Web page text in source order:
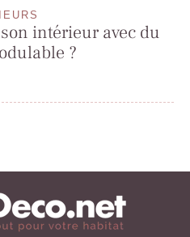
intérieur avec du
?